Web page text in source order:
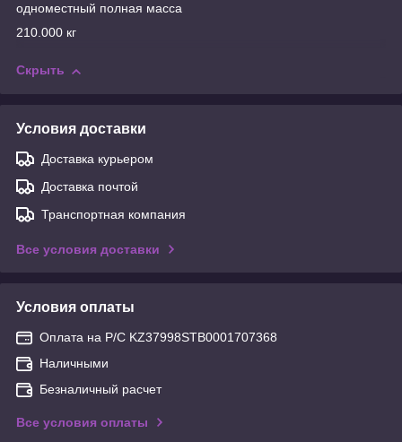
одноместный полная масса
210.000 кг
Скрыть
Условия доставки
Доставка курьером
Доставка почтой
Транспортная компания
Все условия доставки
Условия оплаты
Оплата на Р/С KZ37998STB0001707368
Наличными
Безналичный расчет
Все условия оплаты